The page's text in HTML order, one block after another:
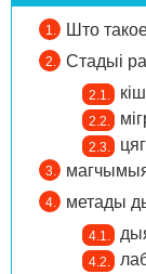
Што
Стадыі
метады